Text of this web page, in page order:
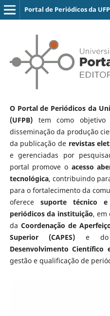
Portal de Periódicos da
O Portal de Periódicos da
(UFPB)tem como objetivo
disseminação da produção
da publicação de revistas
e gerenciadas por
portal promove o acesso
tecnológica, contribuindo
para o fortalecimento da
oferece suporte técnico
periódicos da instituição, em
da Coordenação de
Superior (CAPES) e
Desenvolvimento Científico
gestão e qualificação de